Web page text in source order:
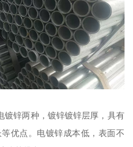
镀锌两种，镀锌镀锌层厚，具有
优点。电镀锌成本低，表面不